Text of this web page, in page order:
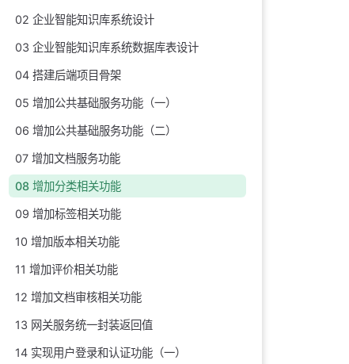
02 企业智能知识库系统设计
03 企业智能知识库系统数据库表设计
04 搭建后端项目骨架
05 增加公共基础服务功能（一）
06 增加公共基础服务功能（二）
07 增加文档服务功能
08 增加分类相关功能
09 增加标签相关功能
10 增加版本相关功能
11 增加评价相关功能
12 增加文档审核相关功能
13 网关服务统一封装返回值
14 实现用户登录和认证功能（一）